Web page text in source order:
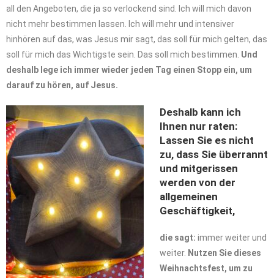
all den Angeboten, die ja so verlockend sind. Ich will mich davon
nicht mehr bestimmen lassen. Ich will mehr und intensiver
hinhören auf das, was Jesus mir sagt, das soll für mich gelten, das
soll für mich das Wichtigste sein. Das soll mich bestimmen. Und
deshalb lege ich immer wieder jeden Tag einen Stopp ein, um
darauf zu hören, auf Jesus.
Deshalb kann ich
Ihnen nur raten:
Lassen Sie es nicht
zu, dass Sie überrannt
und mitgerissen
werden von der
allgemeinen
Geschäftigkeit,
die sagt: immer weiter und
weiter. Nutzen Sie dieses
Weihnachtsfest, um zu